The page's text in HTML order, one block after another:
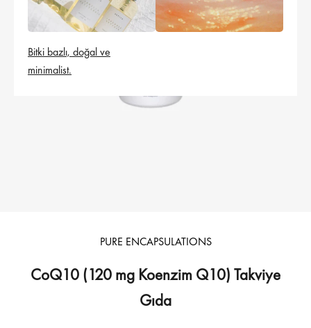
Bitki bazlı, doğal ve
minimalist.
PURE ENCAPSULATIONS
CoQ10 (120 mg Koenzim Q10) Takviye
Gıda